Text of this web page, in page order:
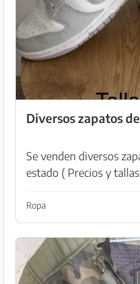
Diversos zapatos
Se venden diversos
estado ( Precios y
Ropa